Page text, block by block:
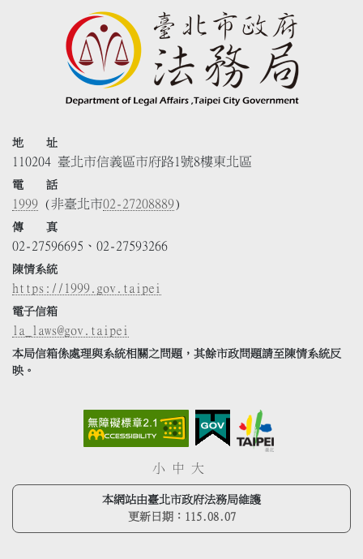
地 址
110204 臺北市信義區市府路1號8樓東北區
電 話
1999 (非臺北市02-27208889)
傳 真
02-27596695、02-27593266
陳情系統
https://1999.gov.taipei
電子信箱
la_laws@gov.taipei
本局信箱係處理與系統相關之問題，其餘市政問題請至陳情系統反
映。
小 中 大
本網站由臺北市政府法務局維護
更新日期： 115.08.07